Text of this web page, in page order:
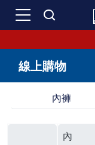
線上購物
內褲
內